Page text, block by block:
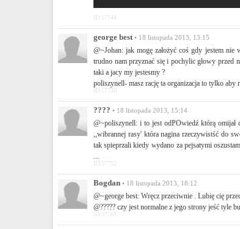
ID:57744
george best • 18 listopada 2013, 13:15
@~Johan: jak mogę założyć coś gdy jestem
trudno nam przyznać się i pochylic głowy przed
taki a jacy my jestesmy ?
poliszynell- masz rację ta organizacja to tylko aby
ID:57750
???? • 18 listopada 2013, 15:14
@~poliszynell: i to jest odPOwiedź którą omijał
,,wibrannej rasy' która nagina rzeczywistść do
tak spieprzali kiedy wydano za pejsatymi
...
ID:57752
Bogdan • 18 listopada 2013, 18:12
@~george best: Wręcz przeciwnie . Lubię cię
@????? czy jest normalne z jego strony jeść tyle
ID:57761